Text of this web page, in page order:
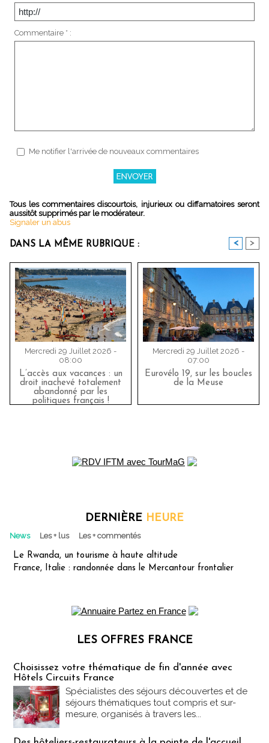
Commentaire * :
Me notifier l'arrivée de nouveaux commentaires
Tous les commentaires discourtois, injurieux ou diffamatoires seront
aussitôt supprimés par le modérateur.
Signaler un abus
DANS LA MÊME RUBRIQUE : < >
Mercredi 29 Juillet 2026 -
08:00
L’accès aux vacances : un
droit inachevé totalement
abandonné par les
politiques français !
Mercredi 29 Juillet 2026 -
07:00
Eurovélo 19, sur les boucles
de la Meuse
DERNIÈRE HEURE
News Les + lus Les + commentés
Le Rwanda, un tourisme à haute altitude
France, Italie : randonnée dans le Mercantour frontalier
LES OFFRES FRANCE
Choisissez votre thématique de fin d'année avec
Hôtels Circuits France
Spécialistes des séjours découvertes et de
séjours thématiques tout compris et sur-
mesure, organisés à travers les...